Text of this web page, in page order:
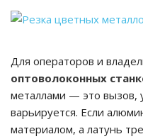
Для операторов и
оптоволоконных
металлами — это вызов,
варьируется. Если
материалом, а латунь